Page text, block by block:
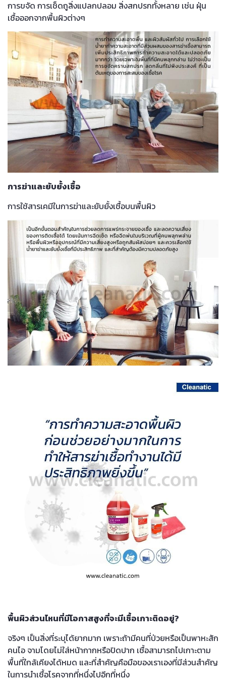
การขจัด การเช็ดถูสิ่งแปลกปลอม สิ่งสกปรกทั้งหลาย เช่น ฝุ่น
เชื้อออกจากพื้นผิวต่างๆ
การฆ่าและยับยั้งเชื้อ
การใช้สารเคมีในการฆ่าและยับยั้งเชื้อบนพื้นผิว
พื้นผิวส่วนไหนที่มีโอกาสสูงที่จะมีเชื้อเกาะติดอยู่?
จริงๆ เป็นสิ่งที่ระบุได้ยากมาก เพราะถ้ามีคนที่ป่วยหรือเป็นพาหะสัก
คนไอ จามโดยไม่ใส่หน้ากากหรือปิดปาก เชื้อสามารถไปเกาะตาม
พื้นที่ใกล้เคียงได้หมด และที่สำคัญคือมือของเราเองที่มีส่วนสำคัญ
ในการนำเชื้อโรคจากที่หนึ่งไปอีกที่หนึ่ง